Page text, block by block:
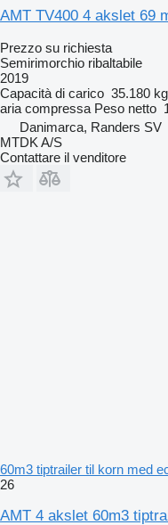
AMT TV400 4 akslet 69
Prezzo su richiesta
Semirimorchio ribaltabile
2019
Capacità di carico 35.180 kg
aria compressa Peso netto
Danimarca, Randers SV
MTDK A/S
Contattare il venditore
60m3 tiptrailer til korn med
26
AMT 4 akslet 60m3